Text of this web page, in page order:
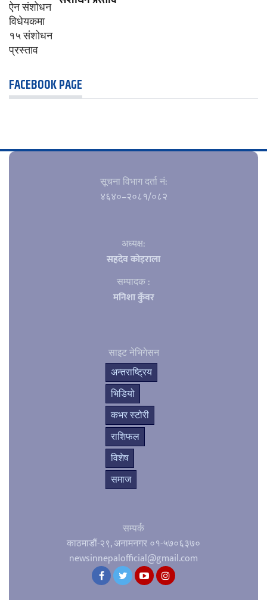
FACEBOOK PAGE
सूचना विभाग दर्ता नं‍:
४६४०–२०८१/०८२
अध्यक्ष:
सहदेव काेइराला
सम्पादक :
मनिशा कुँवर
साइट नेभिगेसन
अन्तराष्ट्रिय
भिडियो
कभर स्टोरी
राशिफल
विशेष
समाज
सम्पर्क
काठमाडौं-२९, अनामनगर०१-५७०६३७०
newsinnepalofficial@gmail.com